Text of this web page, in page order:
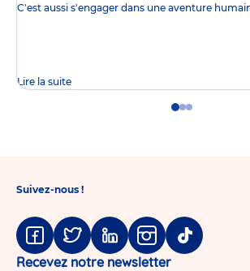
C'est aussi s'engager dans une aventure
Lire la suite
GoGoGo
Suivez-nous !
Facebook
TwitterLinkedinInstagram
Tiktok
Recevez notre newsletter